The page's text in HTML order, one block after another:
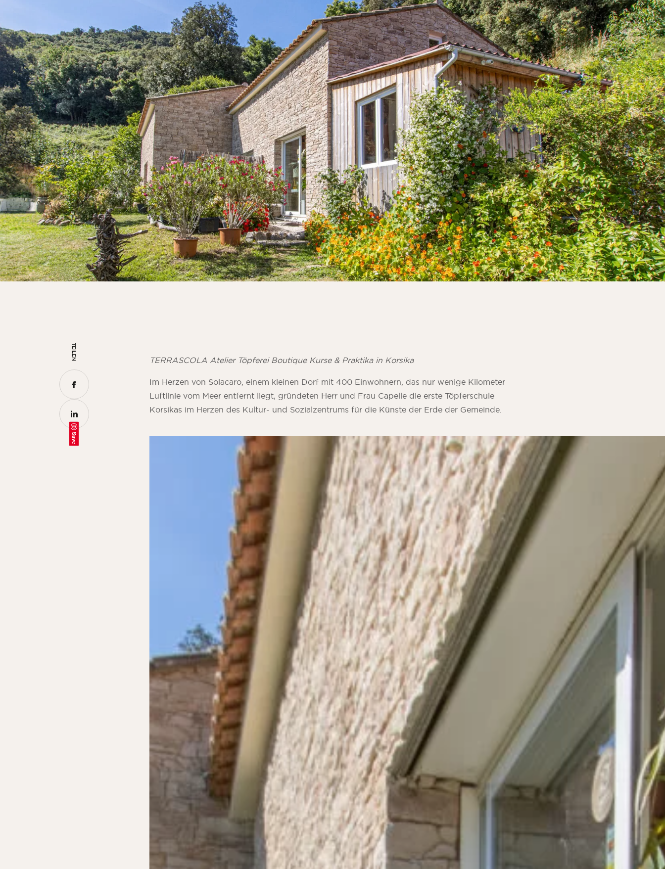
TERRASCOLA Atelier Töpferei Boutique Kurse & Praktika in Korsika
Im Herzen von Solacaro, einem kleinen Dorf mit 400 Einwohnern, das nur wenige Kilometer
Luftlinie vom Meer entfernt liegt, gründeten Herr und Frau Capelle die erste Töpferschule
Korsikas im Herzen des Kultur- und Sozialzentrums für die Künste der Erde der Gemeinde.
TEILEN
Save